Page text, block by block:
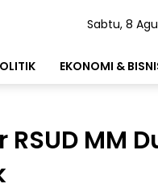
Sabtu, 8
EKONOMI &
MM